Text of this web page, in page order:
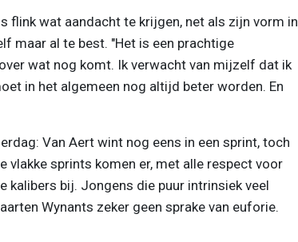
flink wat aandacht te krijgen, net als zijn vorm in
maar al te best. "Het is een prachtige
wat nog komt. Ik verwacht van mijzelf dat ik
in het algemeen nog altijd beter worden. En
Van Aert wint nog eens in een sprint, toch
vlakke sprints komen er, met alle respect voor
kalibers bij. Jongens die puur intrinsiek veel
Wynants zeker geen sprake van euforie.